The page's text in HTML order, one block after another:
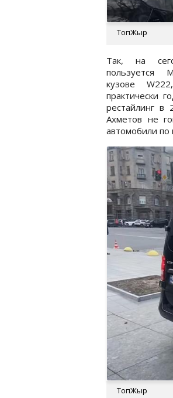
ТопЖыр
Так, на
пользуется
кузове
практически
рестайлинг
Ахметов не
автомобили
ТопЖыр